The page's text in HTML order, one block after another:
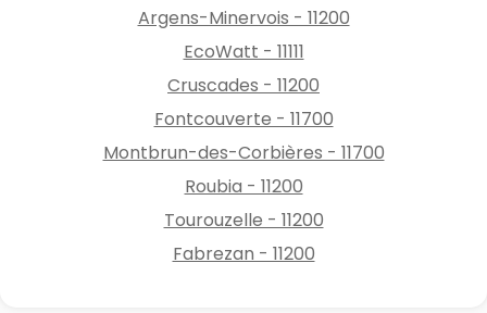
Argens-Minervois - 11200
EcoWatt - 11111
Cruscades - 11200
Fontcouverte - 11700
Montbrun-des-Corbières - 11700
Roubia - 11200
Tourouzelle - 11200
Fabrezan - 11200